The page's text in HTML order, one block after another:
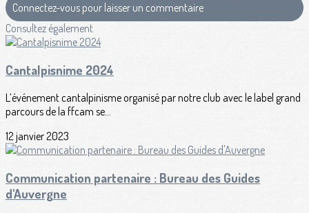
Connectez-vous pour laisser un commentaire
Consultez également
Cantalpisnime 2024
L’événement cantalpinisme organisé par notre club avec le label grand
parcours de la ffcam se...
12 janvier 2023
Communication partenaire : Bureau des Guides
d'Auvergne